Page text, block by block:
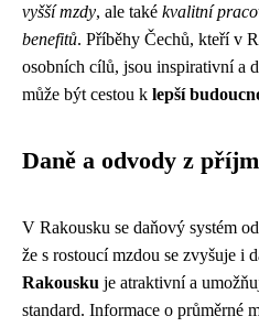
vyšší mzdy, ale také kvalitní
benefitů. Příběhy Čechů, kteří v
osobních cílů, jsou inspirativní a
může být cestou k lepší
Daně a odvody z
V Rakousku se daňový systém
že s rostoucí mzdou se zvyšuje i
Rakousku je atraktivní a
standard. Informace o průměrné